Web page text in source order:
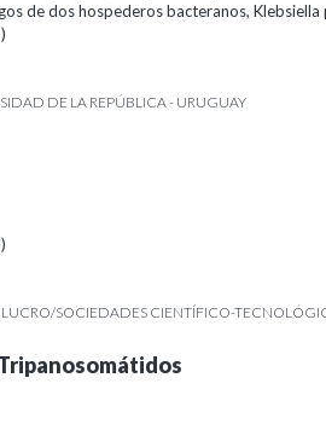
de dos hospederos bacteranos, Klebsiella
DE LA REPÚBLICA - URUGUAY
SOCIEDADES CIENTÍFICO-